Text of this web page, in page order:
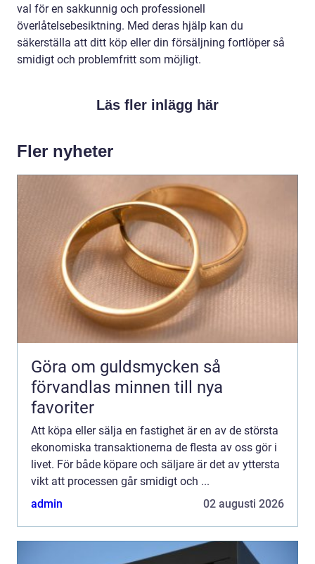
val för en sakkunnig och professionell
överlåtelsebesiktning. Med deras hjälp kan du
säkerställa att ditt köp eller din försäljning fortlöper så
smidigt och problemfritt som möjligt.
Läs fler inlägg här
Fler nyheter
Göra om guldsmycken så
förvandlas minnen till nya
favoriter
Att köpa eller sälja en fastighet är en av de största
ekonomiska transaktionerna de flesta av oss gör i
livet. För både köpare och säljare är det av yttersta
vikt att processen går smidigt och ...
admin
02 augusti 2026